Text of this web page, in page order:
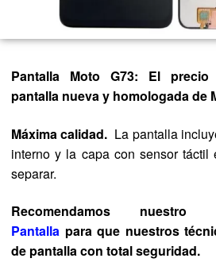
Pantalla Moto G73: El precio
pantalla nueva y homologada de
Máxima calidad. La pantalla
interno y la capa con sensor táctil
separar.
Recomendamos
Pantalla para que nuestros
de pantalla con total seguridad.